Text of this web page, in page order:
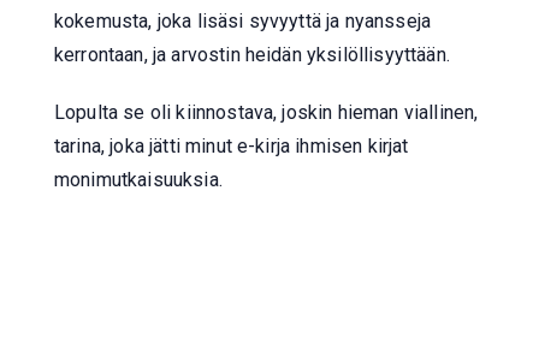
kokemusta, joka lisäsi syvyyttä ja nyansseja
kerrontaan, ja arvostin heidän yksilöllisyyttään.
Lopulta se oli kiinnostava, joskin hieman viallinen,
tarina, joka jätti minut e-kirja ihmisen kirjat
monimutkaisuuksia.